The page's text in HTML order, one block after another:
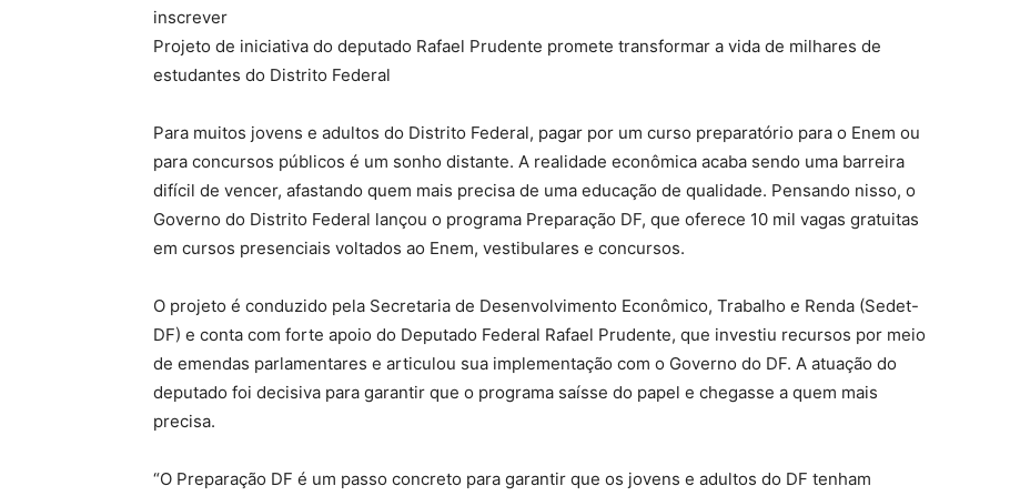
inscrever
Projeto de iniciativa do deputado Rafael Prudente promete transformar a vida de milhares de
estudantes do Distrito Federal
Para muitos jovens e adultos do Distrito Federal, pagar por um curso preparatório para o Enem ou
para concursos públicos é um sonho distante. A realidade econômica acaba sendo uma barreira
difícil de vencer, afastando quem mais precisa de uma educação de qualidade. Pensando nisso, o
Governo do Distrito Federal lançou o programa Preparação DF, que oferece 10 mil vagas gratuitas
em cursos presenciais voltados ao Enem, vestibulares e concursos.
O projeto é conduzido pela Secretaria de Desenvolvimento Econômico, Trabalho e Renda (Sedet-
DF) e conta com forte apoio do Deputado Federal Rafael Prudente, que investiu recursos por meio
de emendas parlamentares e articulou sua implementação com o Governo do DF. A atuação do
deputado foi decisiva para garantir que o programa saísse do papel e chegasse a quem mais
precisa.
“O Preparação DF é um passo concreto para garantir que os jovens e adultos do DF tenham